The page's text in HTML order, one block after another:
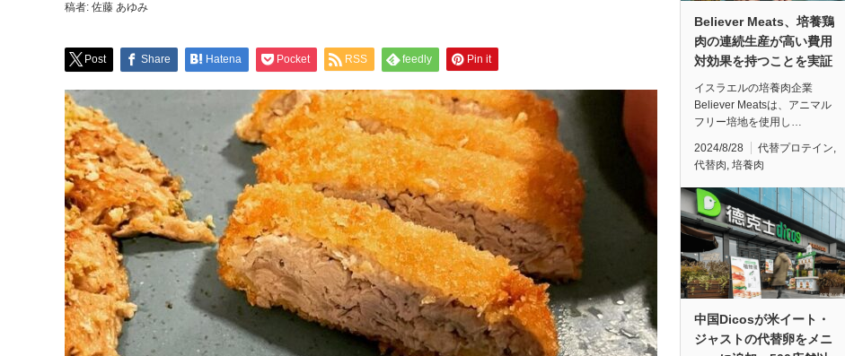
稿者: 佐藤 あゆみ
Post Share Hatena Pocket RSS feedly Pin it
Believer Meats、培養鶏
肉の連続生産が高い費用
対効果を持つことを実証
イスラエルの培養肉企業
Believer Meatsは、アニマル
フリー培地を使用し…
2024/8/28 代替プロテイン,
代替肉, 培養肉
中国Dicosが米イート・
ジャストの代替卵をメニ